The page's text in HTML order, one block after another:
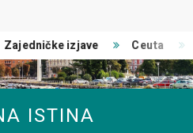
Zajedničke izjave Ceuta
ISTINA